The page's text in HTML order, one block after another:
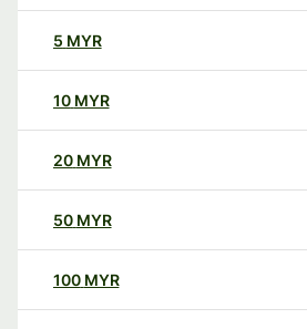
5 MYR
10 MYR
20 MYR
50 MYR
100 MYR